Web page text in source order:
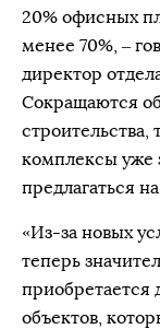
20% офисных
менее 70%, –
директор
Cокращаются
комплексы уже
предлагаться
«Из-за новых
теперь
приобретается
объектов,